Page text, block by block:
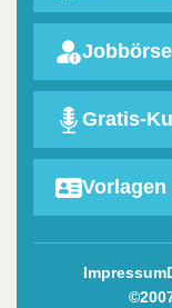
Jobbörse
Gratis-
Vorlagen
Impressum